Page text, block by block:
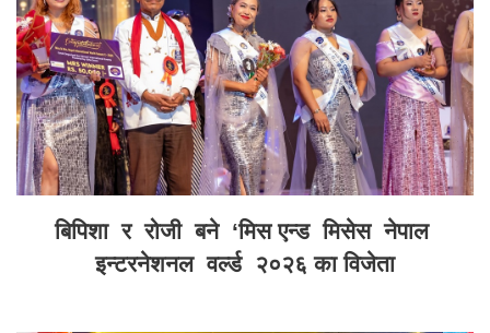
बिपिशा र रोजी बने ‘मिस एन्ड मिसेस नेपाल
इन्टरनेशनल वर्ल्ड २०२६ का विजेता